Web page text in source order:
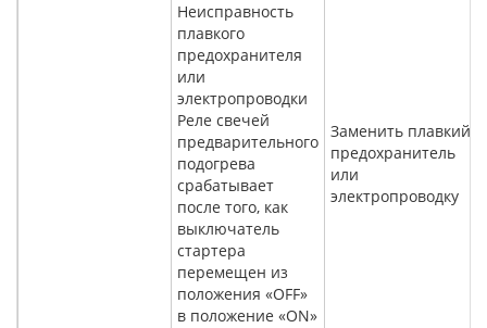
Неисправность
плавкого
предохранителя
или
электропроводки
Реле свечей
предварительного
подогрева
срабатывает
после того, как
выключатель
стартера
перемещен из
положения «OFF»
в положение «ON»
Заменить плавкий
предохранитель
или
электропроводку